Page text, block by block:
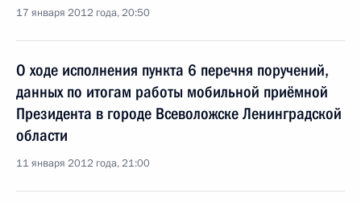
17 января 2012 года, 20:50
О ходе исполнения пункта 6 перечня поручений,
данных по итогам работы мобильной приёмной
Президента в городе Всеволожске Ленинградской
области
11 января 2012 года, 21:00